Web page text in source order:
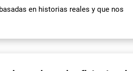
en historias reales y que nos